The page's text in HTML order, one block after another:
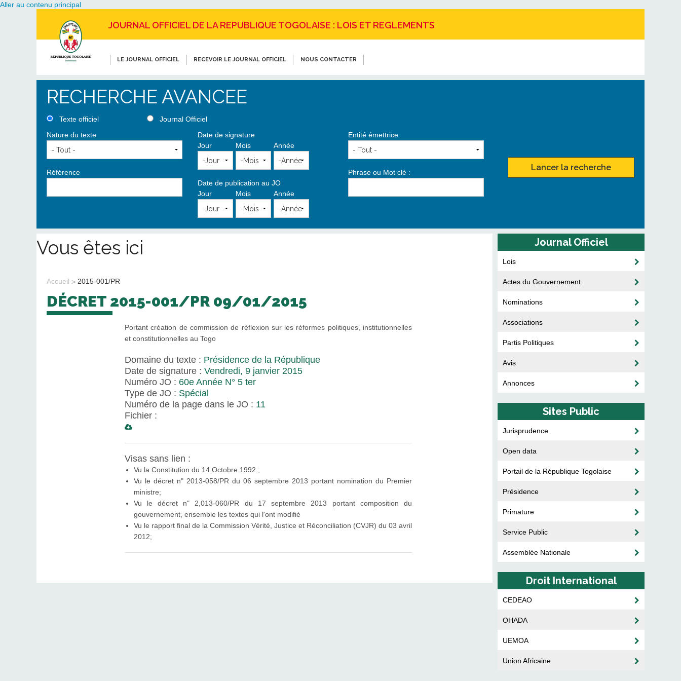
Aller au contenu principal
JOURNAL OFFICIEL DE LA REPUBLIQUE TOGOLAISE : LOIS ET REGLEMENTS
LE JOURNAL OFFICIEL RECEVOIR LE JOURNAL OFFICIEL NOUS CONTACTER
RECHERCHE AVANCEE
Texte officiel
Journal Officiel
Nature du texte
Référence
Date de signature
Jour
Mois Année
Date de publication au JO
Jour
Mois Année
Entité émettrice
Phrase ou Mot clé :
Lancer la recherche
Vous êtes ici
Accueil 2015-001/PR
DÉCRET 2015-001/PR 09/01/2015
Portant création de commission de réflexion sur les réformes politiques, institutionnelles
et constitutionnelles au Togo
Domaine du texte : Présidence de la République
Date de signature : Vendredi, 9 janvier 2015
Numéro JO : 60e Année N° 5 ter
Type de JO : Spécial
Numéro de la page dans le JO : 11
Fichier :
Visas sans lien :
Vu la Constitution du 14 Octobre 1992 ;
Vu le décret n" 2013-058/PR du 06 septembre 2013 portant nomination du Premier
ministre;
Vu le décret n" 2,013-060/PR du 17 septembre 2013 portant composition du
gouvernement, ensemble les textes qui l'ont modifié
Vu le rapport final de la Commission Vérité, Justice et Réconciliation (CVJR) du 03 avril
2012;
Journal Officiel
Lois
Actes du Gouvernement
Nominations
Associations
Partis Politiques
Avis
Annonces
Sites Public
Jurisprudence
Open data
Portail de la République Togolaise
Présidence
Primature
Service Public
Assemblée Nationale
Droit International
CEDEAO
OHADA
UEMOA
Union Africaine